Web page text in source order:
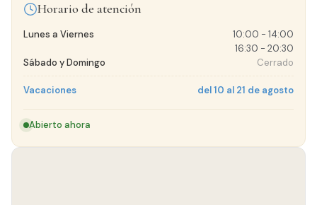
Horario de atención
Lunes a Viernes
10:00 - 14:00
16:30 - 20:30
Sábado y Domingo
Cerrado
Vacaciones del 10 al 21 de agosto
Abierto ahora